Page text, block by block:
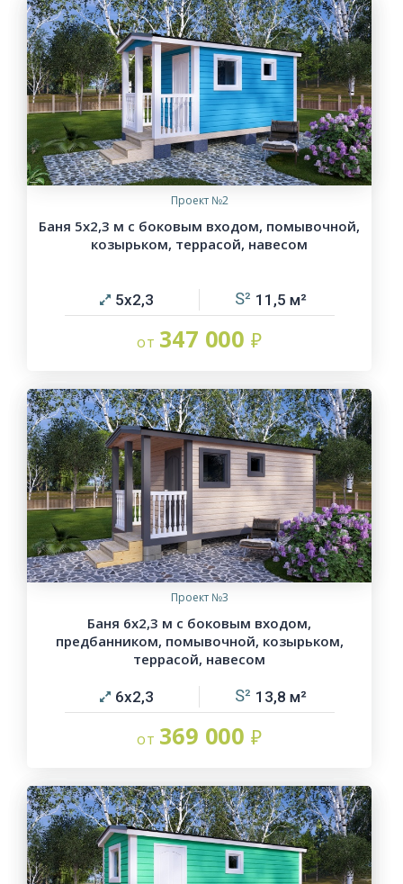
Проект №2
Баня 5х2,3 м с боковым входом, помывочной,
козырьком, террасой, навесом
5х2,3 11,5
347 000
Проект №3
Баня 6х2,3 м с боковым входом,
предбанником, помывочной, козырьком,
террасой, навесом
6х2,3 13,8
369 000